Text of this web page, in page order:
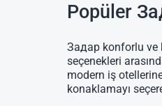
Popüler
Задар konforlu ve
seçenekleri
modern iş
konaklamayı